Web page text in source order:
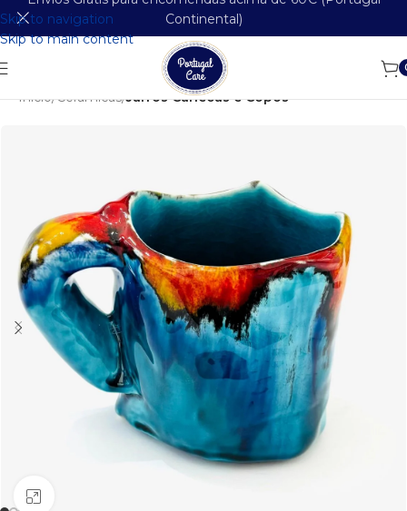
Skip to navigation
Skip to main content
Continental)
Início Cerâmicas Jarros Canecas e Copos